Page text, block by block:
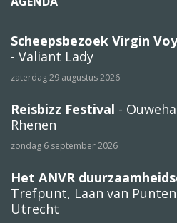
Scheepsbezoek Virgin
- Valiant Lady
zaterdag 29 augustus 2026
Reisbizz Festival -
Rhenen
zondag 6 september 2026
Het ANVR
Trefpunt, Laan van
Utrecht